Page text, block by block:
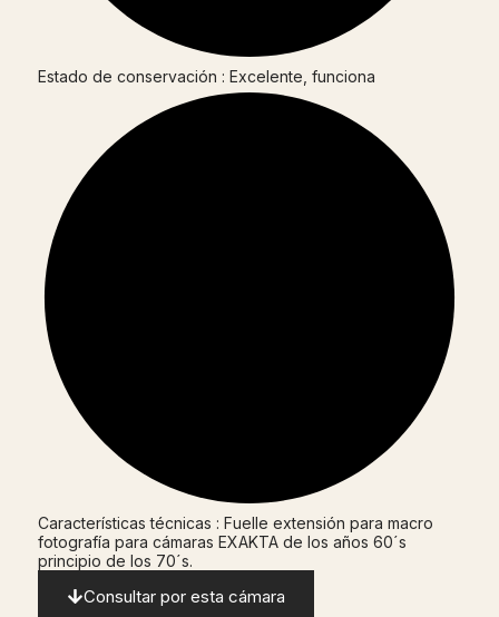
Estado de conservación : Excelente, funciona
Características técnicas : Fuelle extensión para macro
fotografía para cámaras EXAKTA de los años 60´s
principio de los 70´s.
Consultar por esta cámara